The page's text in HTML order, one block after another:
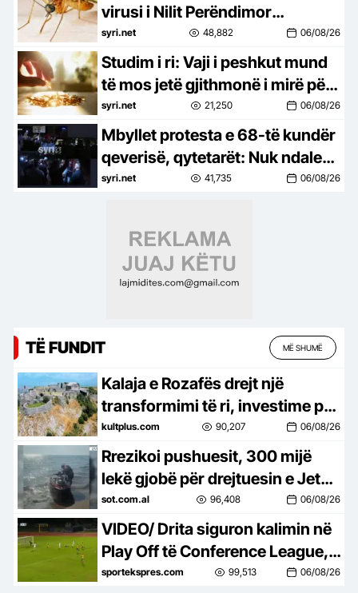
virusi i Nilit Perëndimor
përhapet në 7 vende të Europës,
94 raste në Itali dhe 6 viktima në
Greqi
syri.net 48,882 06/08/26
Studim i ri: Vaji i peshkut mund
të mos jetë gjithmonë i mirë për
trurin, sidomos pas dëmtimeve
syri.net 21,250 06/08/26
Mbyllet protesta e 68-të kundër
qeverisë, qytetarët: Nuk ndalemi
deri në largimin e Ramës
syri.net 41,735 06/08/26
TË FUNDIT MË SHUMË
Kalaja e Rozafës drejt një
transformimi të ri, investime për
trashëgiminë dhe turizmin
kultplus.com 90,207 06/08/26
Rrezikoi pushuesit, 300 mijë
lekë gjobë për drejtuesin e Jet
Ski në Zvërnec
sot.com.al 96,408 06/08/26
VIDEO/ Drita siguron kalimin në
Play Off të Conference League, e
mbyll me një ndeshje takimin
sportekspres.com 99,513 06/08/26